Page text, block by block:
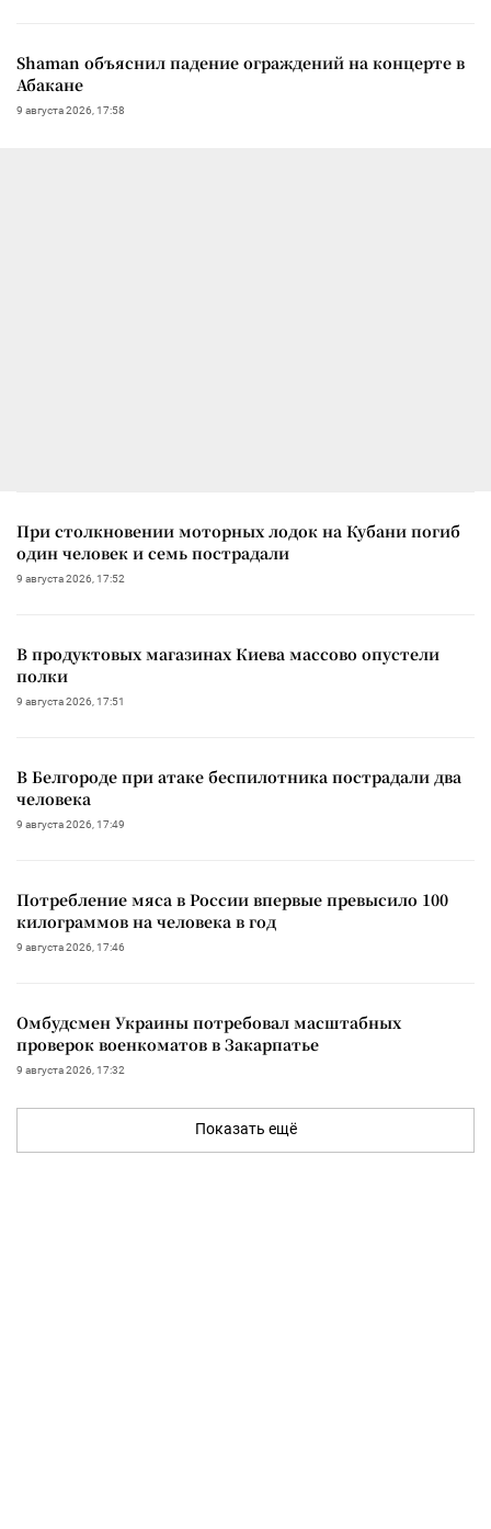
Shaman объяснил падение ограждений на концерте в
Абакане
9 августа 2026, 17:58
При столкновении моторных лодок на Кубани погиб
один человек и семь пострадали
9 августа 2026, 17:52
В продуктовых магазинах Киева массово опустели
полки
9 августа 2026, 17:51
В Белгороде при атаке беспилотника пострадали два
человека
9 августа 2026, 17:49
Потребление мяса в России впервые превысило 100
килограммов на человека в год
9 августа 2026, 17:46
Омбудсмен Украины потребовал масштабных
проверок военкоматов в Закарпатье
9 августа 2026, 17:32
Показать ещё